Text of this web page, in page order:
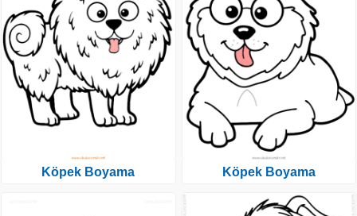
Köpek Boyama Köpek Boyama